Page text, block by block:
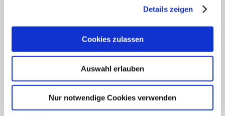
Details zeigen
Cookies zulassen
Auswahl erlauben
Nur notwendige Cookies verwenden
Copyright 2026 ©CLOUDROCKER